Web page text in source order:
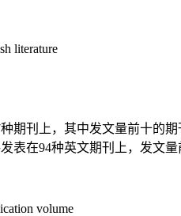
literature
期刊上，其中发文量前十的
表在94种英文期刊上，发文
volume